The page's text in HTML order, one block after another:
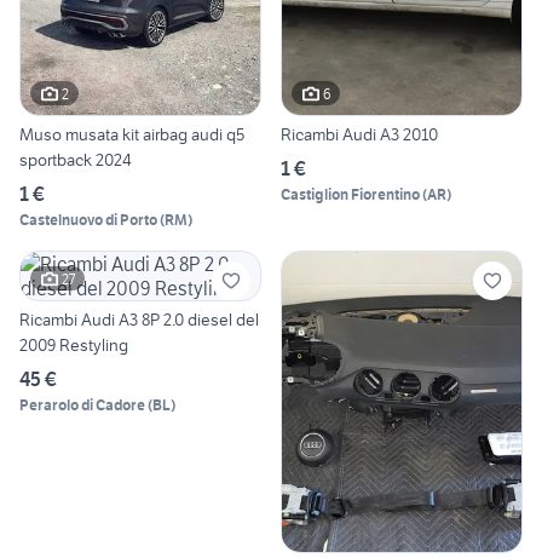
2
Muso musata kit airbag audi q5
sportback 2024
1 €
Castelnuovo di Porto(RM)
6
Ricambi Audi A3 2010
1 €
Castiglion Fiorentino(AR)
27
Ricambi Audi A3 8P 2.0 diesel del
2009 Restyling
45 €
Perarolo di Cadore(BL)